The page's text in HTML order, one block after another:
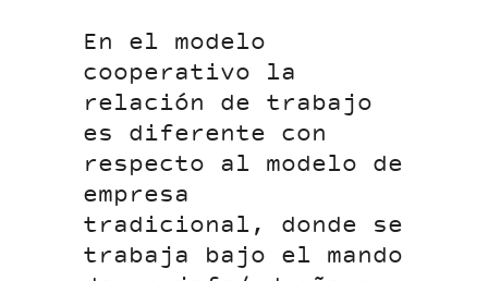
En el modelo
cooperativo la
relación de trabajo
es diferente con
respecto al modelo de
empresa
tradicional, donde se
trabaja bajo el mando